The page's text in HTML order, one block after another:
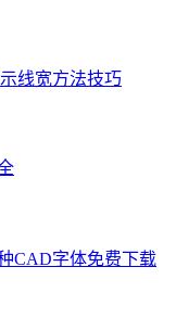
线宽方法技巧
CAD字体免费下载